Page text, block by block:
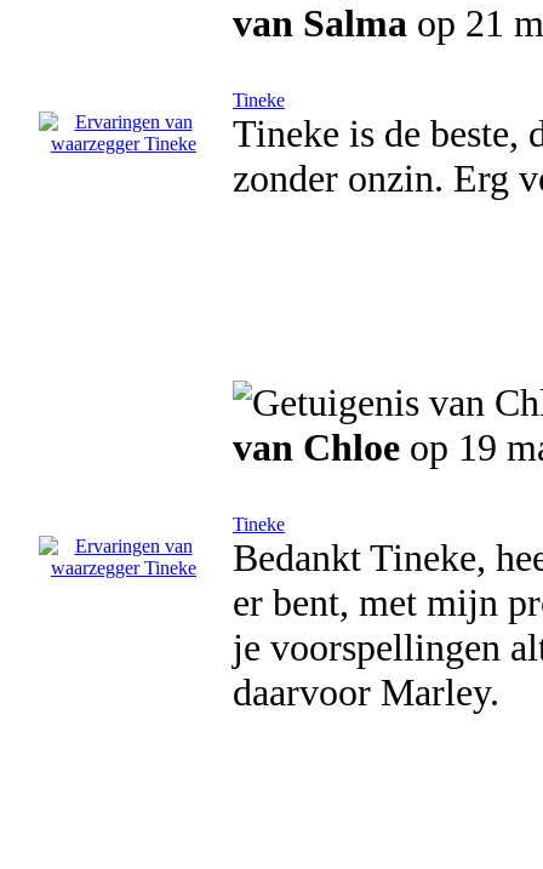
van Salma op 21
Tineke
Tineke is de beste,
zonder onzin. Erg
van Chloe op 19
Tineke
Bedankt Tineke,
er bent, met mijn
je voorspellingen
daarvoor Marley.